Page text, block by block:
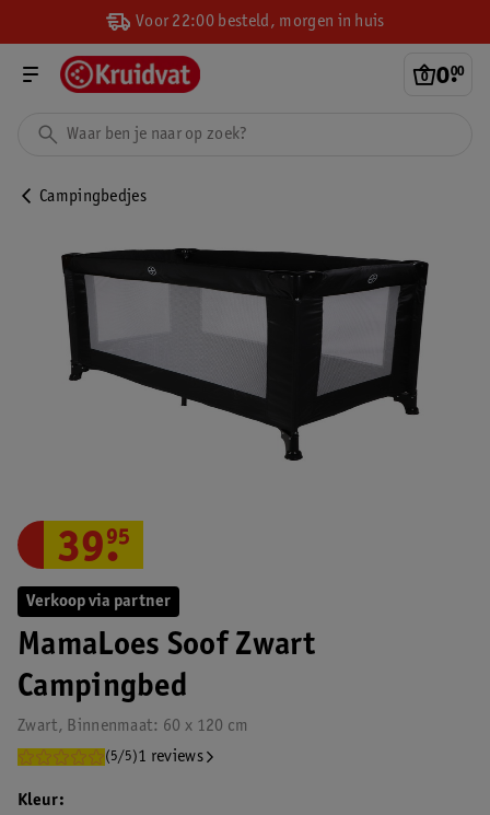
Voor 22:00 besteld, morgen in huis
0.
00
Campingbedjes
Verkoop via partner
MamaLoes Soof Zwart
Campingbed
Zwart, Binnenmaat: 60 x 120 cm
(5/5)1 reviews
39.
95
Kleur